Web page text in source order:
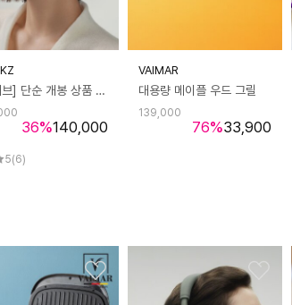
[리퍼브] 단순 개봉 상품 샥즈 오픈핏 블루투스 무선 이어폰 T910
36%140,000
5(6)
VAIMAR
대용량 메이플 우드 그릴
76%
139,000
33,900